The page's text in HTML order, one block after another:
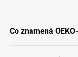
Co znamená